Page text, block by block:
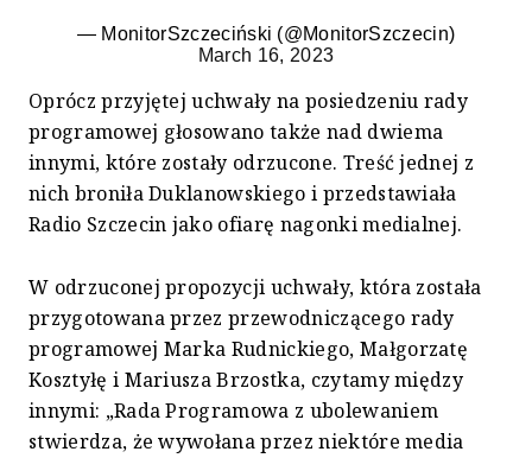
— MonitorSzczeciński (@MonitorSzczecin)
March 16, 2023
Oprócz przyjętej uchwały na posiedzeniu rady
programowej głosowano także nad dwiema
innymi, które zostały odrzucone. Treść jednej z
nich broniła Duklanowskiego i przedstawiała
Radio Szczecin jako ofiarę nagonki medialnej.
W odrzuconej propozycji uchwały, która została
przygotowana przez przewodniczącego rady
programowej Marka Rudnickiego, Małgorzatę
Kosztyłę i Mariusza Brzostka, czytamy między
innymi: „Rada Programowa z ubolewaniem
stwierdza, że wywołana przez niektóre media